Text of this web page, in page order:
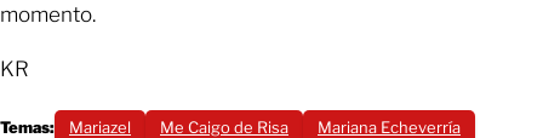
momento.
KR
Temas: Mariazel Me Caigo de Risa Mariana Echeverría